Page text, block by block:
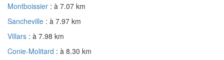
Montboissier : à 7.07 km
Sancheville : à 7.97 km
Villars : à 7.98 km
Conie-Molitard : à 8.30 km